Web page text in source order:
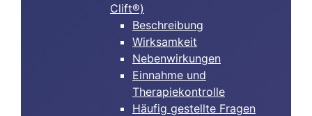
Clift®)
Beschreibung
Wirksamkeit
Nebenwirkungen
Einnahme und
Therapiekontrolle
Häufig gestellte Fragen